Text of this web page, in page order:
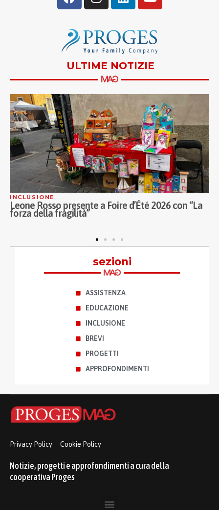
ULTIME NOTIZIE
a Foire d’Été 2026 con “La Legacoop impegnata
sezioni
ASSISTENZA
EDUCAZIONE
INCLUSIONE
BREVI
PROGETTI
APPROFONDIMENTI
Privacy Policy Cookie Policy
Notizie, progetti e approfondimenti a cura della
cooperativa Proges